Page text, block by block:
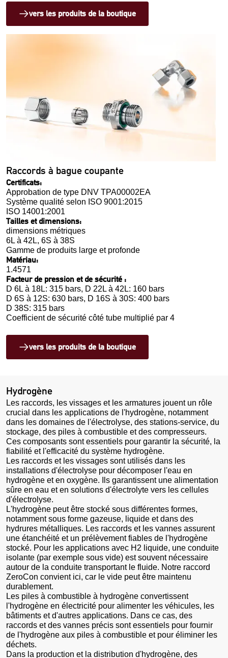
vers les produits de la boutique
Raccords à bague coupante
Certificats:
Approbation de type DNV TPA00002EA
Système qualité selon ISO 9001:2015
ISO 14001:2001
Tailles et dimensions:
dimensions métriques
6L à 42L, 6S à 38S
Gamme de produits large et profonde
Matériau:
1.4571
Facteur de pression et de sécurité :
D 6L à 18L: 315 bars, D 22L à 42L: 160 bars
D 6S à 12S: 630 bars, D 16S à 30S: 400 bars
D 38S: 315 bars
Coefficient de sécurité côté tube multiplié par 4
vers les produits de la boutique
Hydrogène
Les raccords, les vissages et les armatures jouent un rôle
crucial dans les applications de l'hydrogène, notamment
dans les domaines de l'électrolyse, des stations-service, du
stockage, des piles à combustible et des compresseurs.
Ces composants sont essentiels pour garantir la sécurité, la
fiabilité et l'efficacité du système hydrogène.
Les raccords et les vissages sont utilisés dans les
installations d'électrolyse pour décomposer l'eau en
hydrogène et en oxygène. Ils garantissent une alimentation
sûre en eau et en solutions d'électrolyte vers les cellules
d'électrolyse.
L'hydrogène peut être stocké sous différentes formes,
notamment sous forme gazeuse, liquide et dans des
hydrures métalliques. Les raccords et les vannes assurent
une étanchéité et un prélèvement fiables de l'hydrogène
stocké. Pour les applications avec H2 liquide, une conduite
isolante (par exemple sous vide) est souvent nécessaire
autour de la conduite transportant le fluide. Notre raccord
ZeroCon convient ici, car le vide peut être maintenu
durablement.
Les piles à combustible à hydrogène convertissent
l'hydrogène en électricité pour alimenter les véhicules, les
bâtiments et d'autres applications. Dans ce cas, des
raccords et des vannes précis sont essentiels pour fournir
de l'hydrogène aux piles à combustible et pour éliminer les
déchets.
Dans la production et la distribution d'hydrogène, des